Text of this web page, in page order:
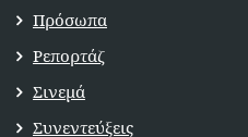
Πρόσωπα
Ρεπορτάζ
Σινεμά
Συνεντεύξεις